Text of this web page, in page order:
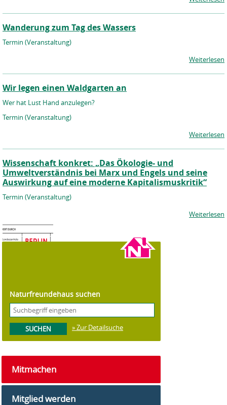
Wanderung zum Tag des Wassers
Termin (Veranstaltung)
Weiterlesen
Wir legen einen Waldgarten an
Wer hat Lust Hand anzulegen?
Termin (Veranstaltung)
Weiterlesen
Wissenschaft konkret: „Das Ökologie- und
Umweltverständnis bei Marx und Engels und seine
Auswirkung auf eine moderne Kapitalismuskritik“
Termin (Veranstaltung)
Weiterlesen
Naturfreundehaus suchen
» Zur Detailsuche
Mitmachen
Mitglied werden